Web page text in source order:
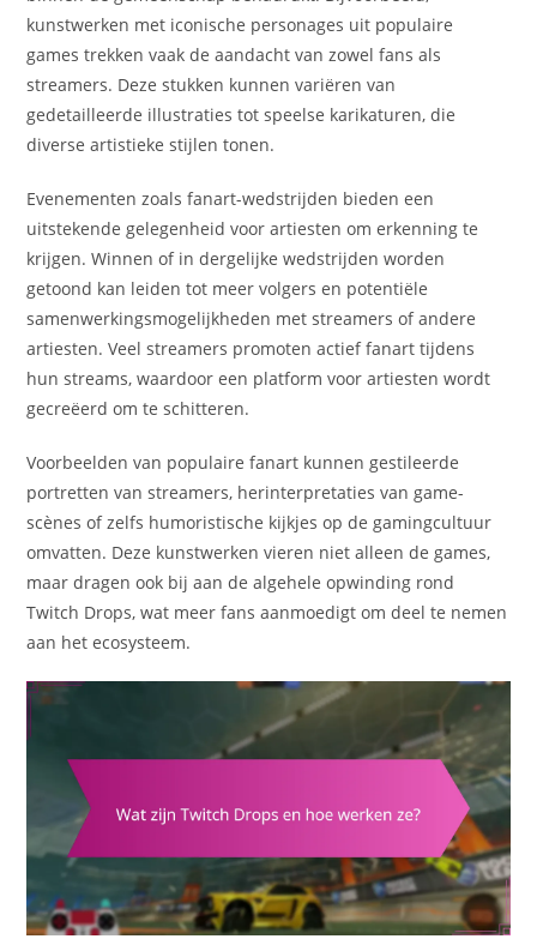
kunstwerken met iconische personages uit populaire
games trekken vaak de aandacht van zowel fans als
streamers. Deze stukken kunnen variëren van
gedetailleerde illustraties tot speelse karikaturen, die
diverse artistieke stijlen tonen.
Evenementen zoals fanart-wedstrijden bieden een
uitstekende gelegenheid voor artiesten om erkenning te
krijgen. Winnen of in dergelijke wedstrijden worden
getoond kan leiden tot meer volgers en potentiële
samenwerkingsmogelijkheden met streamers of andere
artiesten. Veel streamers promoten actief fanart tijdens
hun streams, waardoor een platform voor artiesten wordt
gecreëerd om te schitteren.
Voorbeelden van populaire fanart kunnen gestileerde
portretten van streamers, herinterpretaties van game-
scènes of zelfs humoristische kijkjes op de gamingcultuur
omvatten. Deze kunstwerken vieren niet alleen de games,
maar dragen ook bij aan de algehele opwinding rond
Twitch Drops, wat meer fans aanmoedigt om deel te nemen
aan het ecosysteem.